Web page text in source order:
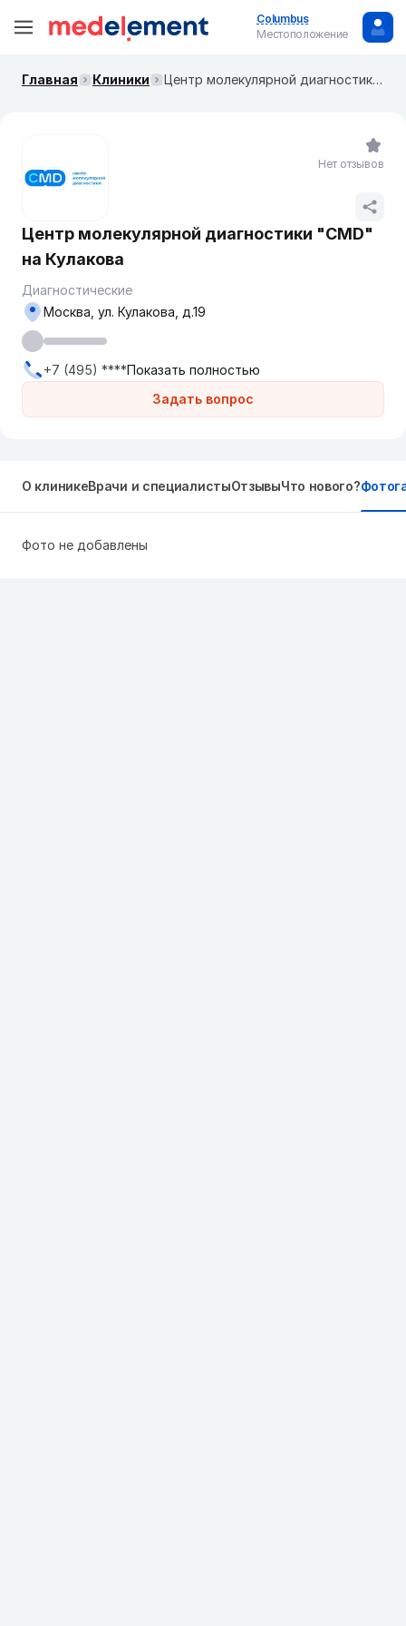
Columbus
Местоположение
Главная Клиники Центр молекулярной диагностики "CMD" на ​​​​Кулакова
Центр молекулярной диагностики "CMD"
на ​​​​Кулакова
Диагностические
Задать вопрос
Москва, ​ул. Кулакова, д.19
+7 (495) ****Показать полностью
Нет отзывов
О клиникеВрачи и специалистыОтзывыЧто нового?
Фото не добавлены